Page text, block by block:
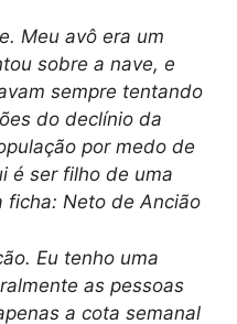
Meu avô era um
sobre a nave, e
sempre tentando
do declínio da
por medo de
é ser filho de uma
ficha: Neto de Ancião
Eu tenho uma
as pessoas
a cota semanal